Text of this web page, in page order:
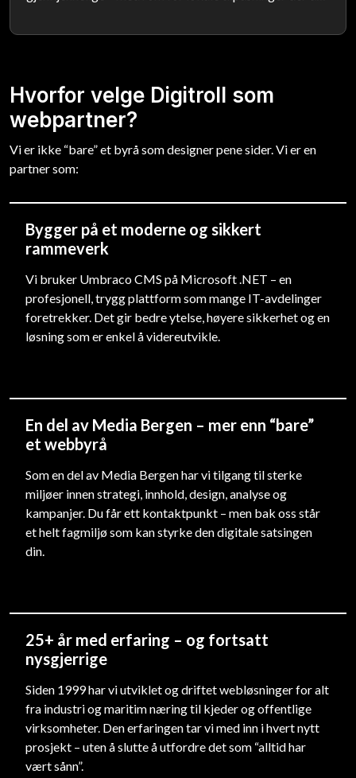
Hvorfor velge Digitroll som
webpartner?
Vi er ikke “bare” et byrå som designer pene sider. Vi er en
partner som:
Bygger på et moderne og sikkert
rammeverk
Vi bruker Umbraco CMS på Microsoft .NET – en
profesjonell, trygg plattform som mange IT-avdelinger
foretrekker. Det gir bedre ytelse, høyere sikkerhet og en
løsning som er enkel å videreutvikle.
En del av Media Bergen – mer enn “bare”
et webbyrå
Som en del av Media Bergen har vi tilgang til sterke
miljøer innen strategi, innhold, design, analyse og
kampanjer. Du får ett kontaktpunkt – men bak oss står
et helt fagmiljø som kan styrke den digitale satsingen
din.
25+ år med erfaring – og fortsatt
nysgjerrige
Siden 1999 har vi utviklet og driftet webløsninger for alt
fra industri og maritim næring til kjeder og offentlige
virksomheter. Den erfaringen tar vi med inn i hvert nytt
prosjekt – uten å slutte å utfordre det som “alltid har
vært sånn”.